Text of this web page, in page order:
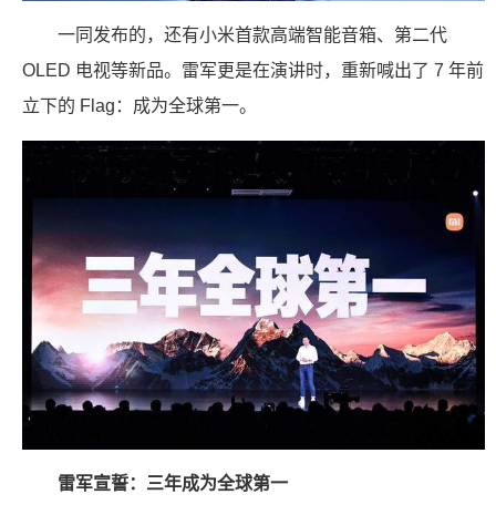
一同发布的，还有小米首款高端智能音箱、第二代
OLED 电视等新品。雷军更是在演讲时，重新喊出了 7 年前
立下的 Flag：成为全球第一。
雷军宣誓：三年成为全球第一